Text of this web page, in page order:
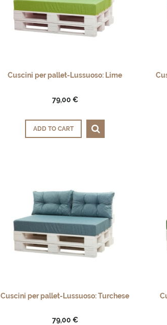
Cuscini per pallet-Lussuoso: Lime
79,00 €
ADD TO CART
Cuscini per pallet-Lussuoso: Turchese
79,00 €